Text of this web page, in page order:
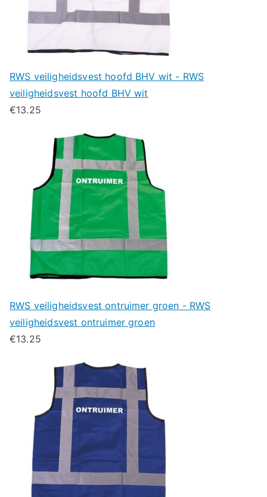
RWS veiligheidsvest hoofd BHV wit - RWS
veiligheidsvest hoofd BHV wit
€13.25
RWS veiligheidsvest ontruimer groen - RWS
veiligheidsvest ontruimer groen
€13.25